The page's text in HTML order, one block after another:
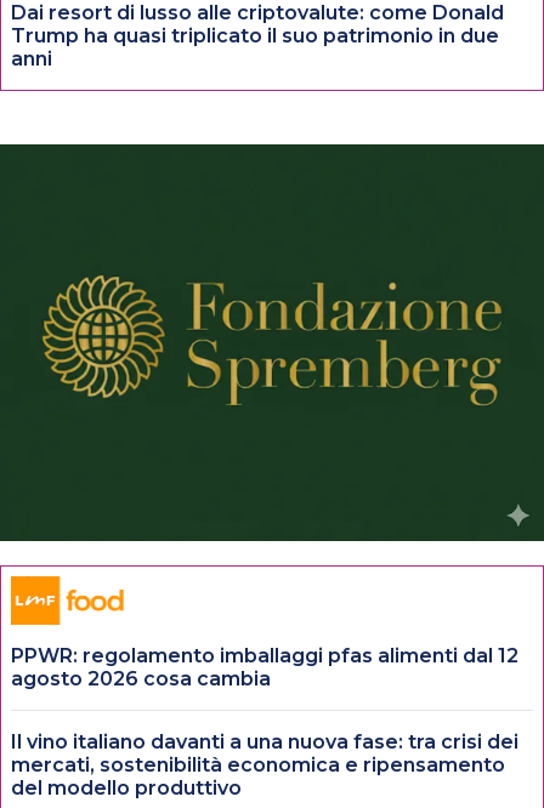
Dai resort di lusso alle criptovalute: come Donald
Trump ha quasi triplicato il suo patrimonio in due
anni
PPWR: regolamento imballaggi pfas alimenti dal 12
agosto 2026 cosa cambia
Il vino italiano davanti a una nuova fase: tra crisi dei
mercati, sostenibilità economica e ripensamento
del modello produttivo